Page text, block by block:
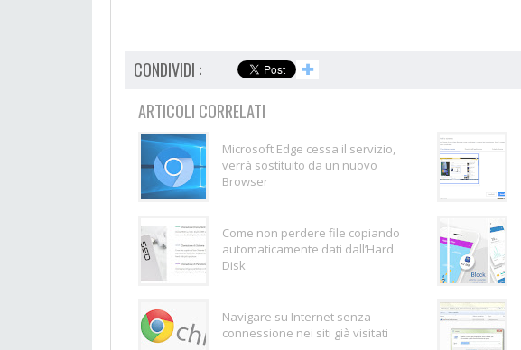
CONDIVIDI : ✚
ARTICOLI CORRELATI
Microsoft Edge cessa il servizio,
verrà sostituito da un nuovo
Browser
Come non perdere file copiando
automaticamente dati dall’Hard
Disk
Navigare su Internet senza
connessione nei siti già visitati